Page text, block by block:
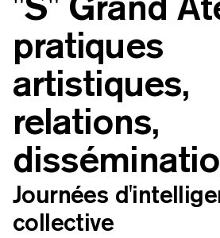
pratiques
artistiques,
relations,
Journées
collective